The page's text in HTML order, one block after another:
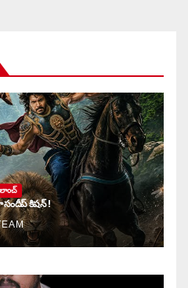
లాంచ్
సందీప్ కిషన్ !